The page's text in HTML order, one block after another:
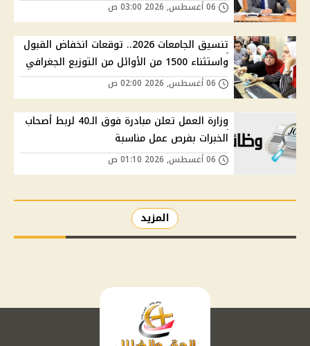
تنسيق الجامعات 2026.. توقعات انخفاض القبول
واستثناء 1500 من الأوائل من التوزيع الجغرافي
وزارة العمل تعلن مبادرة فوق الـ40 لربط أصحاب
الخبرات بفرص عمل مناسبة
المزيد